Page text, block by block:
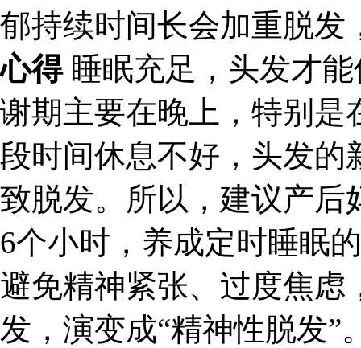
郁持续时间长会加重脱发
心得睡眠充足，头发才
谢期主要在晚上，特别是
段时间休息不好，头发的
致脱发。所以，建议产后
6个小时，养成定时睡眠
避免精神紧张、过度焦虑
发，演变成“精神性脱发”